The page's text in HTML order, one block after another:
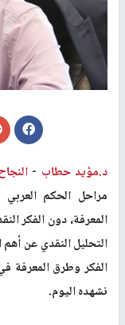
د.مؤيد حطاب -
مراحل الحكم
المعرفة، دون الفكر
التحليل النقدي عن
الفكر وطرق المعرفة
نشهده اليوم.